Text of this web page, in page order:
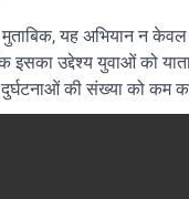
यह अभियान न केवल
इसका उद्देश्य युवाओं को
की संख्या को कम